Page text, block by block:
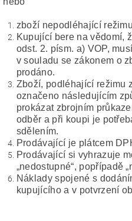
zboží nepodléhající
Kupující bere na vědomí,
odst. 2. písm. a) VOP,
v souladu se zákonem o
prodáno.
Zboží, podléhající režimu
označeno následujícím
prokázat zbrojním
odběr a při koupi je
sdělením.
Prodávající je plátcem
Prodávající si vyhrazuje
„nedostupné“, popřípadě
Náklady spojené s
kupujícího a v potvrzení